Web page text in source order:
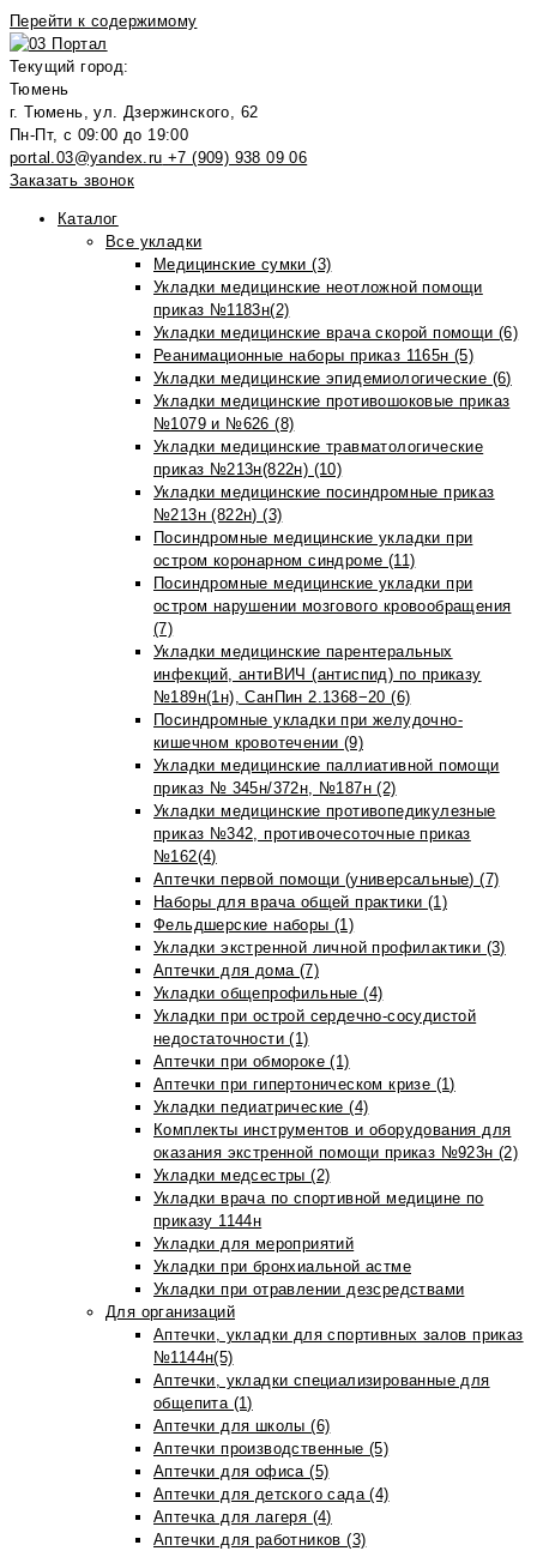
Перейти к содержимому
Текущий город:
Тюмень
г. Тюмень, ул. Дзержинского, 62
Пн-Пт, с 09:00 до 19:00
portal.03@yandex.ru +7 (909) 938 09 06
Заказать звонок
Каталог
Все укладки
Медицинские сумки (3)
Укладки медицинские неотложной помощи
приказ №1183н(2)
Укладки медицинские врача скорой помощи (6)
Реанимационные наборы приказ 1165н (5)
Укладки медицинские эпидемиологические (6)
Укладки медицинские противошоковые приказ
№1079 и №626 (8)
Укладки медицинские травматологические
приказ №213н(822н) (10)
Укладки медицинские посиндромные приказ
№213н (822н) (3)
Посиндромные медицинские укладки при
остром коронарном синдроме (11)
Посиндромные медицинские укладки при
остром нарушении мозгового кровообращения
(7)
Укладки медицинские парентеральных
инфекций, антиВИЧ (антиспид) по приказу
№189н(1н), СанПин 2.1368−20 (6)
Посиндромные укладки при желудочно-
кишечном кровотечении (9)
Укладки медицинские паллиативной помощи
приказ № 345н/372н, №187н (2)
Укладки медицинские противопедикулезные
приказ №342, противочесоточные приказ
№162(4)
Аптечки первой помощи (универсальные) (7)
Наборы для врача общей практики (1)
Фельдшерские наборы (1)
Укладки экстренной личной профилактики (3)
Аптечки для дома (7)
Укладки общепрофильные (4)
Укладки при острой сердечно-сосудистой
недостаточности (1)
Аптечки при обмороке (1)
Аптечки при гипертоническом кризе (1)
Укладки педиатрические (4)
Комплекты инструментов и оборудования для
оказания экстренной помощи приказ №923н (2)
Укладки медсестры (2)
Укладки врача по спортивной медицине по
приказу 1144н
Укладки для мероприятий
Укладки при бронхиальной астме
Укладки при отравлении дезсредствами
Для организаций
Аптечки, укладки для спортивных залов приказ
№1144н(5)
Аптечки, укладки специализированные для
общепита (1)
Аптечки для школы (6)
Аптечки производственные (5)
Аптечки для офиса (5)
Аптечки для детского сада (4)
Аптечка для лагеря (4)
Аптечки для работников (3)